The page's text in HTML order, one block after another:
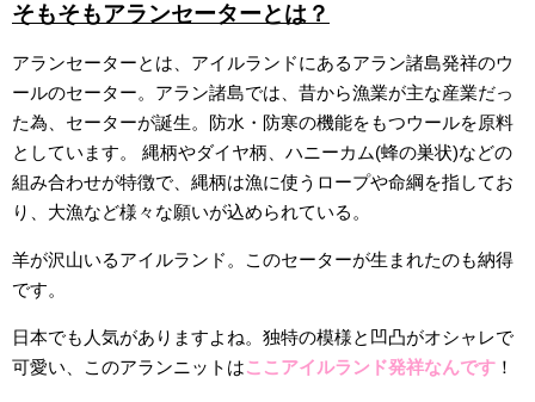
そもそもアランセーターとは？
アランセーターとは、アイルランドにあるアラン諸島発祥のウ
ールのセーター。アラン諸島では、昔から漁業が主な産業だっ
た為、セーターが誕生。防水・防寒の機能をもつウールを原料
としています。 縄柄やダイヤ柄、ハニーカム(蜂の巣状)などの
組み合わせが特徴で、縄柄は漁に使うロープや命綱を指してお
り、大漁など様々な願いが込められている。
羊が沢山いるアイルランド。このセーターが生まれたのも納得
です。
日本でも人気がありますよね。独特の模様と凹凸がオシャレで
可愛い、このアランニットはここアイルランド発祥なんです ！